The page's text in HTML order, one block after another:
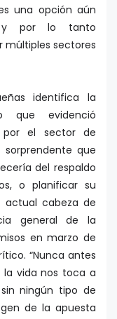
una opción aún
y por lo tanto
sectores
identifica la
que evidenció
por el sector de
sorprendente que
del respaldo
o planificar su
actual cabeza de
general de la
en marzo de
“Nunca antes
la vida nos toca a
ningún tipo de
de la apuesta